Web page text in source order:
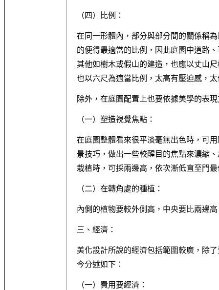
（四）比例：
在同一形體內，部分與部分間的關係稱
的便得最適當的比例，因此庭園中道路
其他如樹木或假山的建造，也應以丈山
也以六尺為適當比例，太高有壓迫感，
除外，在庭園配置上也要依據美學的表
（一）塑造視覺焦點：
在庭園整體看來很平淡毫無出色時，可
景技巧，做出一些較醒目的焦點來濃縮
栽植時，可採兩邊高，依次漸低直至門
（二）在轉角處的種植：
內側的植物要較外側高，中央要比兩邊高
三、經濟：
美化設計所說的經濟包括範圍較廣，除
今分述如下：
（一）費用要經濟：